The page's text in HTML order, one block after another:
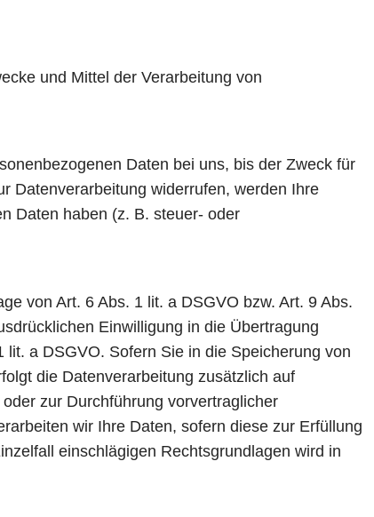
und Mittel der Verarbeitung von
Daten bei uns, bis der Zweck für
Datenverarbeitung widerrufen, werden Ihre
Daten haben (z. B. steuer- oder
von Art. 6 Abs. 1 lit. a DSGVO bzw. Art. 9 Abs.
Einwilligung in die Übertragung
a DSGVO. Sofern Sie in die Speicherung von
die Datenverarbeitung zusätzlich auf
zur Durchführung vorvertraglicher
wir Ihre Daten, sofern diese zur Erfüllung
einschlägigen Rechtsgrundlagen wird in